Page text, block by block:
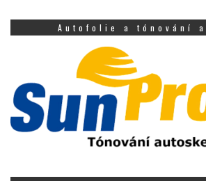
Autofolie a tónování